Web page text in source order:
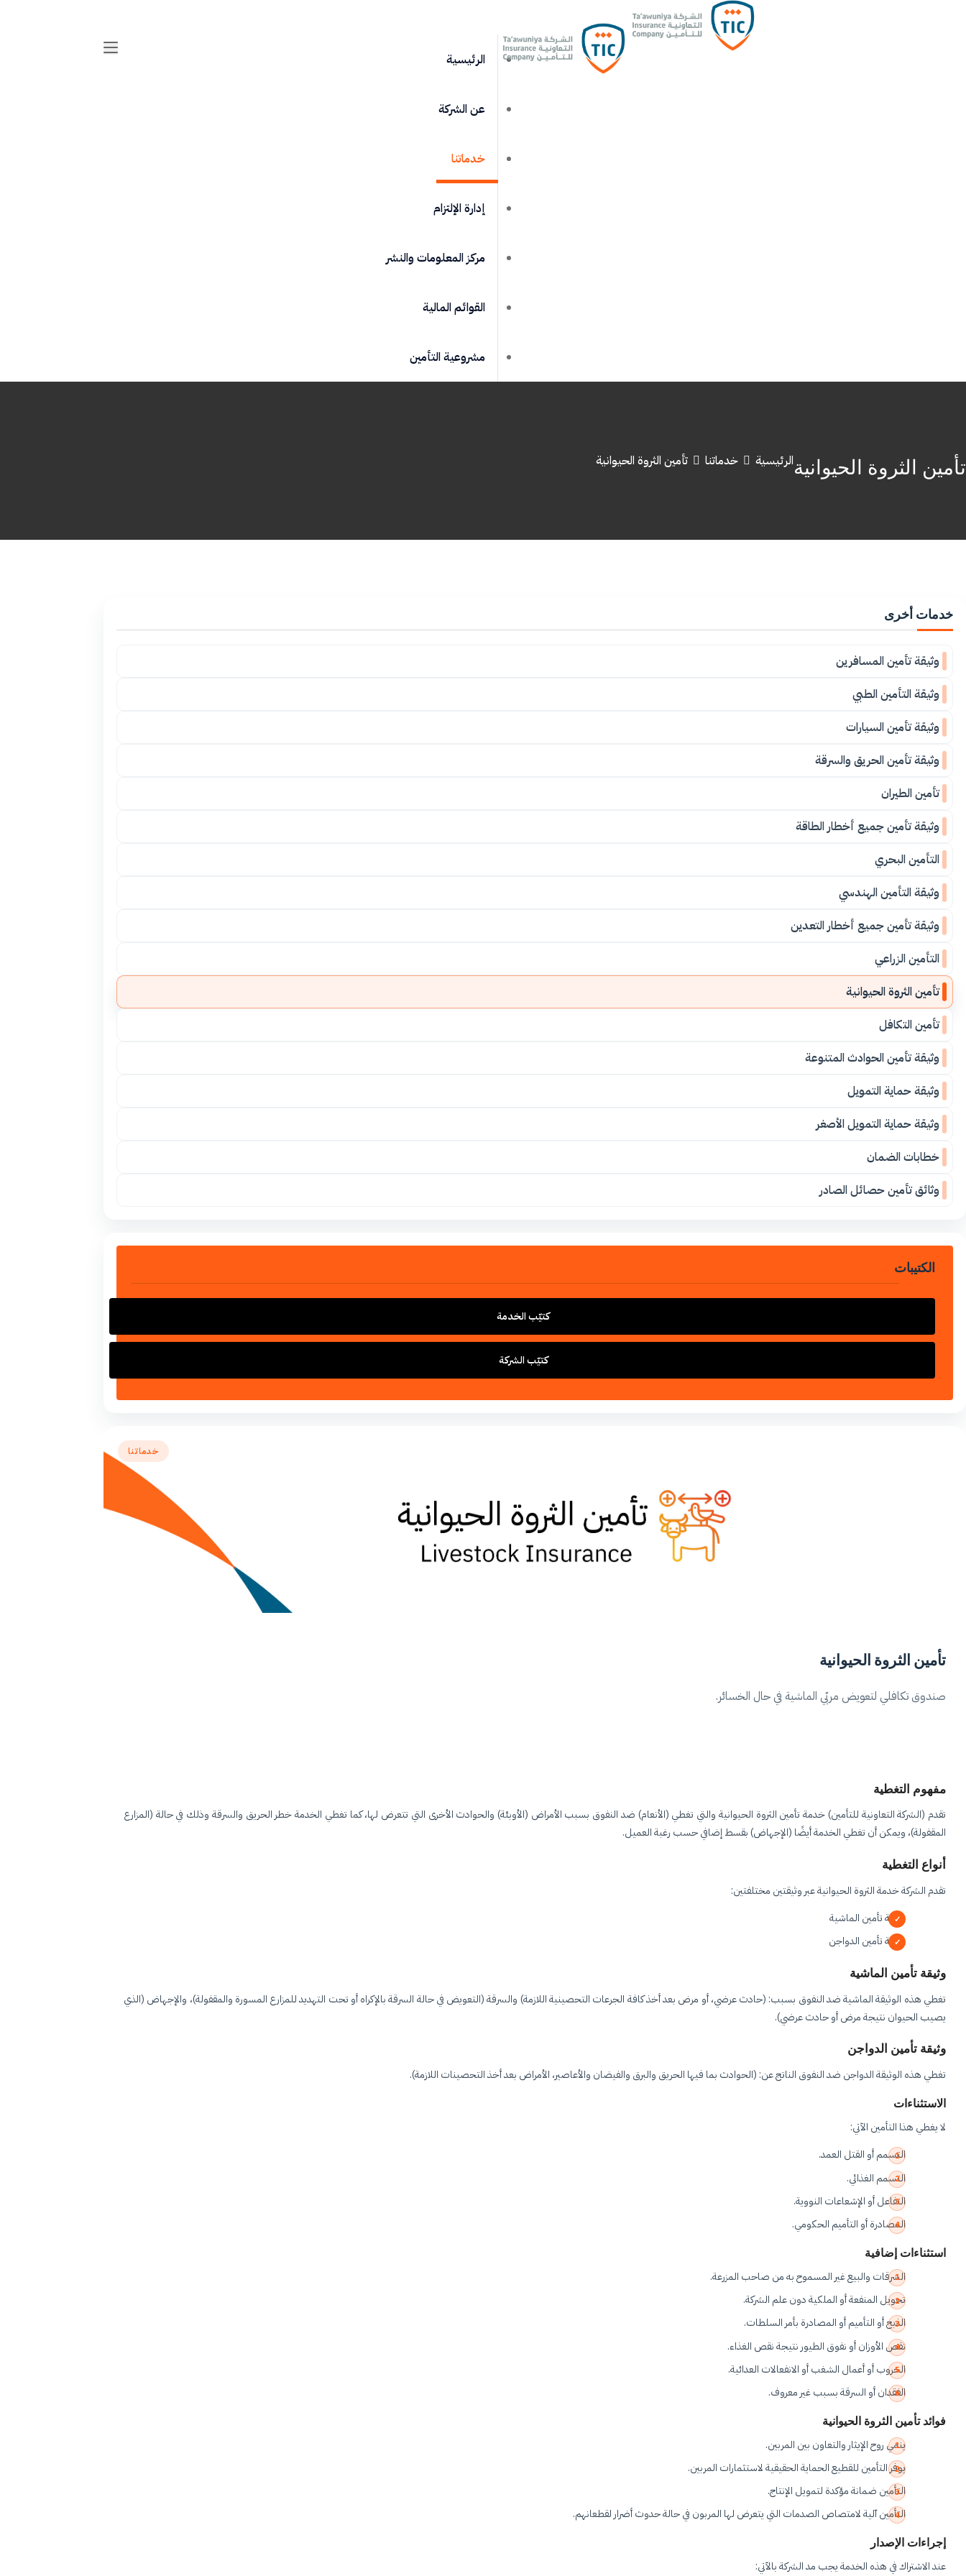
الرئيسية
عن الشركة
خدماتنا
إدارة الإلتزام
مركز المعلومات والنشر
القوائم المالية
مشروعية التأمين
تأمين الثروة الحيوانيةالرئيسية خدماتنا تأمين الثروة الحيوانية
خدمات أخرى
وثيقة تأمين المسافرين
وثيقة التأمين الطبي
وثيقة تأمين السيارات
وثيقة تأمين الحريق والسرقة
تأمين الطيران
وثيقة تأمين جميع أخطار الطاقة
التأمين البحري
وثيقة التأمين الهندسي
وثيقة تأمين جميع أخطار التعدين
التأمين الزراعي
تأمين الثروة الحيوانية
تأمين التكافل
وثيقة تأمين الحوادث المتنوعة
وثيقة حماية التمويل
وثيقة حماية التمويل الأصغر
خطابات الضمان
وثائق تأمين حصائل الصادر
الكتيبات
كتيّب الخدمة
كتيّب الشركة
خدماتنا
تأمين الثروة الحيوانية
صندوق تكافلي لتعويض مربّي الماشية في حال الخسائر.
مفهوم التغطية
تقدم (الشركة التعاونية للتأمين) خدمة تأمين الثروة الحيوانية والتي تغطي (الأنعام) ضد النفوق بسبب الأمراض (الأوبئة) والحوادث الأخرى التي تتعرض لها، كما تغطي الخدمة خطر الحريق والسرقة وذلك في حالة (المزارع
المقفولة)، ويمكن أن تغطي الخدمة أيضًا (الإجهاض) بقسط إضافي حسب رغبة العميل.
أنواع التغطية
تقدم الشركة خدمة الثروة الحيوانية عبر وثيقتين مختلفتين:
وثيقة تأمين الماشية
وثيقة تأمين الدواجن
وثيقة تأمين الماشية
تغطي هذه الوثيقة الماشية ضد النفوق بسبب: (حادث عرضي، أو مرض بعد أخذ كافة الجرعات التحصينية اللازمة) والسرقة (التعويض في حالة السرقة بالإكراه أو تحت التهديد للمزارع المسورة والمقفولة)، والإجهاض (الذي
يصيب الحيوان نتيجة مرض أو حادث عرضي).
وثيقة تأمين الدواجن
تغطي هذه الوثيقة الدواجن ضد النفوق الناتج عن: (الحوادث بما فيها الحريق والبرق والفيضان والأعاصير، الأمراض بعد أخذ التحصينات اللازمة).
الاستثناءات
لا يغطي هذا التأمين الآتي:
التسمم أو القتل العمد.
التسمم الغذائي.
التفاعل أو الإشعاعات النووية.
المصادرة أو التأميم الحكومي.
استثناءات إضافية
السرقات والبيع غير المسموح به من صاحب المزرعة.
تحويل المنفعة أو الملكية دون علم الشركة.
الذبح أو التأميم أو المصادرة بأمر السلطات.
نقص الأوزان أو نفوق الطيور نتيجة نقص الغذاء.
الحروب أو أعمال الشغب أو الانفعالات العدائية.
الفقدان أو السرقة بسبب غير معروف.
فوائد تأمين الثروة الحيوانية
ينمي روح الإيثار والتعاون بين المربين.
يوفر التأمين للقطيع الحماية الحقيقية لاستثمارات المربين.
التأمين ضمانة مؤكدة لتمويل الإنتاج.
التأمين آلية لامتصاص الصدمات التي يتعرض لها المربون في حالة حدوث أضرار لقطعانهم.
إجراءات الإصدار
عند الاشتراك في هذه الخدمة يجب مد الشركة بالآتي: